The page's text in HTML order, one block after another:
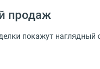
продаж
покажут наглядный